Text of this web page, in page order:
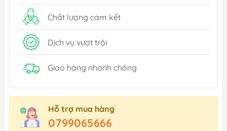
Chất lượng cam kết
Dịch vụ vượt trội
Giao hàng nhanh chóng
Hỗ trợ mua hàng
0799065666